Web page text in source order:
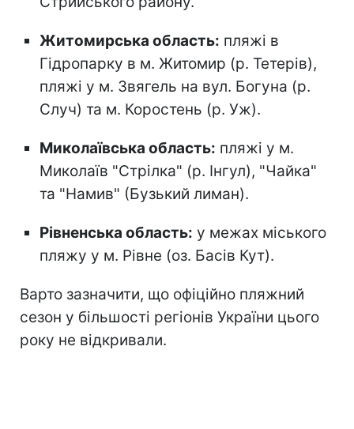
Житомирська область: пляжі в
Гідропарку в м. Житомир (р. Тетерів),
пляжі у м. Звягель на вул. Богуна (р.
Случ) та м. Коростень (р. Уж).
Миколаївська область: пляжі у м.
Миколаїв "Стрілка" (р. Інгул), "Чайка"
та "Намив" (Бузький лиман).
Рівненська область: у межах міського
пляжу у м. Рівне (оз. Басів Кут).
Варто зазначити, що офіційно пляжний
сезон у більшості регіонів України цього
року не відкривали.